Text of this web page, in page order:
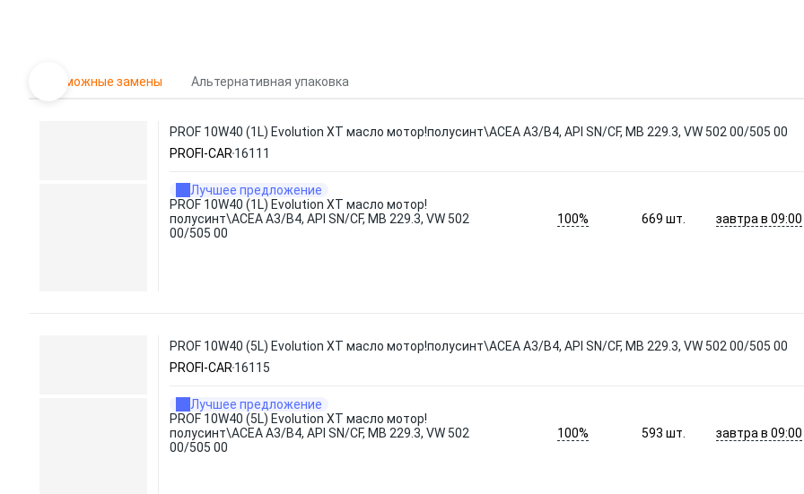
Возможные замены Альтернативная упаковка
PROF 10W40 (1L) Evolution XT масло мотор!полусинт\ACEA A3/B4, API SN/CF, MB 229.3, VW 502 00/505 00
PROFI-CAR 16111
Лучшее предложение
PROF 10W40 (1L) Evolution XT масло мотор!
полусинт\ACEA A3/B4, API SN/CF, MB 229.3, VW 502
00/505 00
100% 669шт. завтра в 09:00
PROF 10W40 (5L) Evolution XT масло мотор!полусинт\ACEA A3/B4, API SN/CF, MB 229.3, VW 502 00/505 00
PROFI-CAR 16115
Лучшее предложение
PROF 10W40 (5L) Evolution XT масло мотор!
полусинт\ACEA A3/B4, API SN/CF, MB 229.3, VW 502
00/505 00
100% 593шт. завтра в 09:00